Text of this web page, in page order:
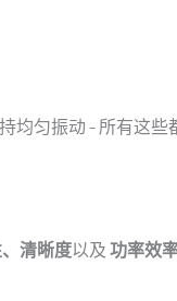
均匀振动 - 所有这
清晰度以及 功率效